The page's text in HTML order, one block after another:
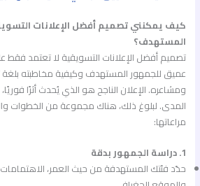
كيف يمكنني تصميم أفضل الإعلانات
المستهدف؟
تصميم أفضل الإعلانات التسويقية لا تعتمد فقط
عميق للجمهور المستهدف وكيفية مخاطبته
ومشاعره. الإعلان الناجح هو الذي يُحدث أثرًا
المدى. لبلوغ ذلك، هناك مجموعة من الخطوات
مراعاتها:
1. دراسة الجمهور بدقة
حدّد فئتك المستهدفة من حيث العمر،